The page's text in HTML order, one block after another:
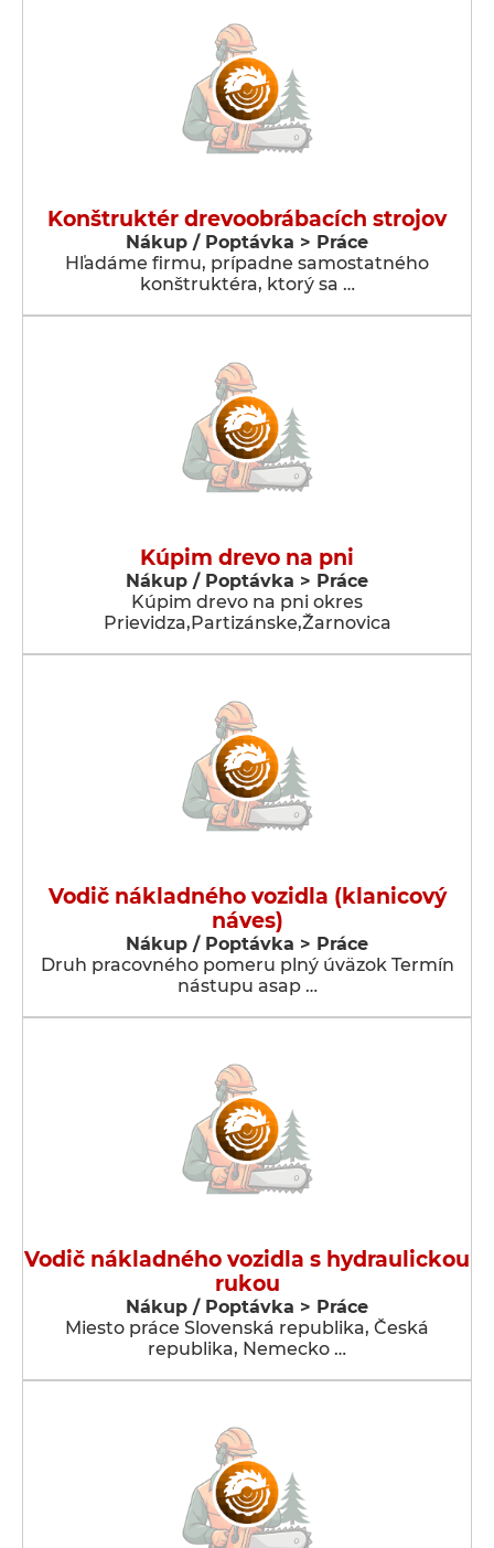
Konštruktér drevoobrábacích strojov
Nákup / Poptávka > Práce
Hľadáme firmu, prípadne samostatného
konštruktéra, ktorý sa …
Kúpim drevo na pni
Nákup / Poptávka > Práce
Kúpim drevo na pni okres
Prievidza,Partizánske,Žarnovica
Vodič nákladného vozidla (klanicový
náves)
Nákup / Poptávka > Práce
Druh pracovného pomeru plný úväzok Termín
nástupu asap …
Vodič nákladného vozidla s hydraulickou
rukou
Nákup / Poptávka > Práce
Miesto práce Slovenská republika, Česká
republika, Nemecko …